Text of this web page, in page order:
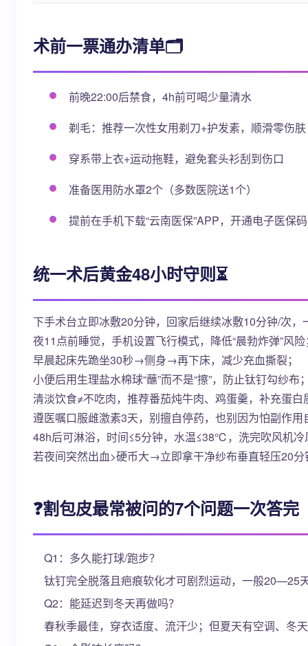
术前一票通办清单🗂️
前晚22:00后禁食，4h前可喝少量清水
剃毛：推荐一次性女用剃刀+护发素，顺滑零伤肤
穿系带上衣+运动拖鞋，避免套头衫刮到伤口
准备医用防水罩2个（多数医院送1个）
提前在手机下载“云南医保”APP，开通电子医保
统一术后黄金48小时守则⏳
下手术台立即冰敷20分钟，回家后继续冰敷10分钟/次，
夜11点前睡觉，手机设置飞行模式，降低“晨勃炸弹”风
早晨起床先跪坐30秒→侧身→再下床，减少充血撕裂；
小便后用生理盐水棉球“蘸”而不是“擦”，防止钛钉勾纱布
清淡饮食≠不吃肉，推荐番茄炖牛肉、鸡蛋羹，补充蛋白
遵医嘱口服雌激素3天，别擅自停药，也别因为怕副作用
48h后可淋浴，时间≤5分钟，水温≤38℃，洗完吹风机冷
若夜间突然出血>硬币大→立即拿干净纱布垂直轻压20
❓割包皮最常被问的7个问题一次答完
Q1：多久能打球/跑步？
钛钉完全脱落且疤痕软化才可剧烈运动，一般20—25
Q2：能延迟到冬天再做吗？
春秋季最佳，穿衣适度、流汗少；但夏天有空调、冬